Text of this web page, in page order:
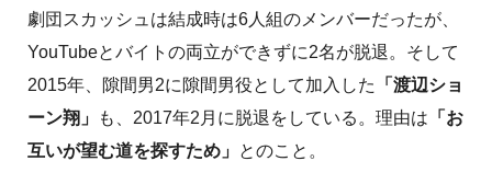
劇団スカッシュは結成時は6人組のメンバーだったが、
YouTubeとバイトの両立ができずに2名が脱退。そして
2015年、隙間男2に隙間男役として加入した
「渡辺ショ
ーン翔」
も、2017年2月に脱退をしている。理由は 「お
互いが望む道を探すため」 とのこと。